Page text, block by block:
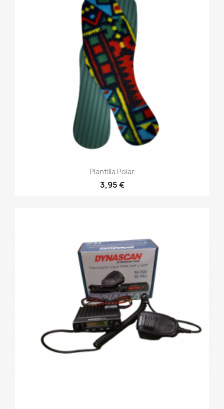
Plantilla Polar
3,95 €